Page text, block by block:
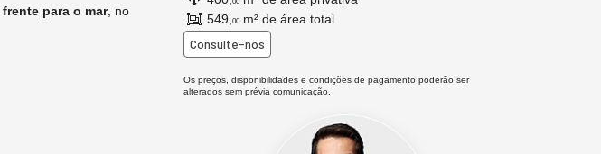
frente para o mar, no
549, 00 m² de área total
Consulte-nos
Os preços, disponibilidades e condições de pagamento poderão ser
alterados sem prévia comunicação.